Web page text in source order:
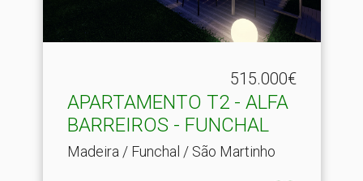
515.000€
APARTAMENTO T2 - ALFA
BARREIROS - FUNCHAL
Madeira / Funchal / São Martinho